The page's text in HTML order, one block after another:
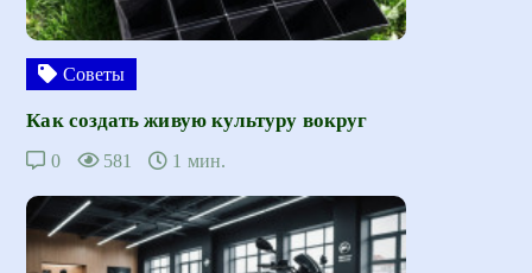
Советы
Как создать живую культуру вокруг
0 581 1 мин.